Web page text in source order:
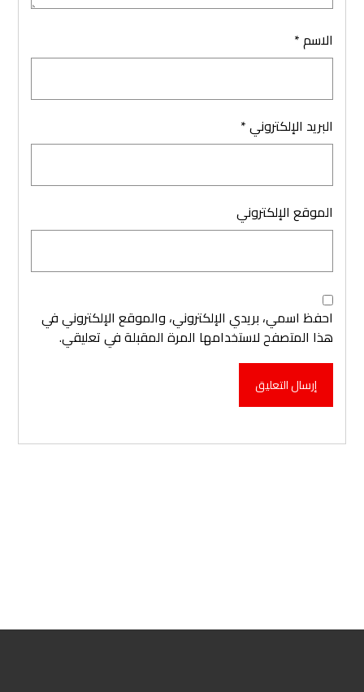
الاسم*
البريد الإلكتروني*
الموقع الإلكتروني
احفظ اسمي، بريدي الإلكتروني، والموقع الإلكتروني في
هذا المتصفح لاستخدامها المرة المقبلة في تعليقي.